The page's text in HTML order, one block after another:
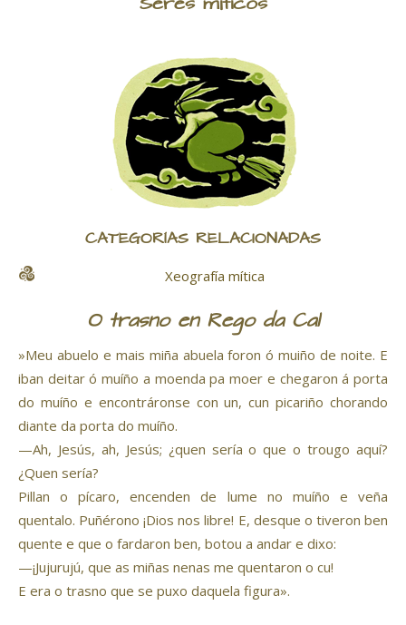
CATEGORÍAS RELACIONADAS
Xeografía mítica
O trasno en Rego da Cal
»Meu abuelo e mais miña abuela foron ó muiño de noite. E
iban deitar ó muíño a moenda pa moer e chegaron á porta
do muíño e encontráronse con un, cun picariño chorando
diante da porta do muíño.
—Ah, Jesús, ah, Jesús; ¿quen sería o que o trougo aquí?
¿Quen sería?
Pillan o pícaro, encenden de lume no muíño e veña
quentalo. Puñérono ¡Dios nos libre! E, desque o tiveron ben
quente e que o fardaron ben, botou a andar e dixo:
—¡Jujurujú, que as miñas nenas me quentaron o cu!
E era o trasno que se puxo daquela figura».